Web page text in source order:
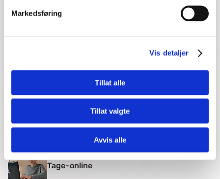
Markedsføring
Vis detaljer
Tillat alle
Tillat valgte
Avvis alle
MentorNorge var hjelpen Maharan (19)
Tage-online